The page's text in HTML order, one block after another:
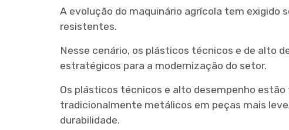
A evolução do maquinário agrícola tem exigido
resistentes.
Nesse cenário, os plásticos técnicos e de alto
estratégicos para a modernização do setor.
Os plásticos técnicos e alto desempenho
tradicionalmente metálicos em peças mais
durabilidade.